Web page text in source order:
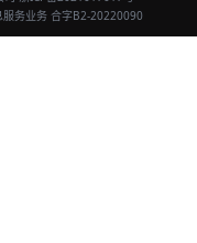
服务业务 合字B2-20220090